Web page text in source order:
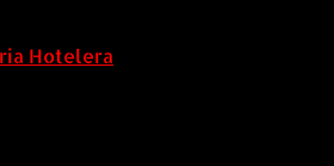
Hotelera